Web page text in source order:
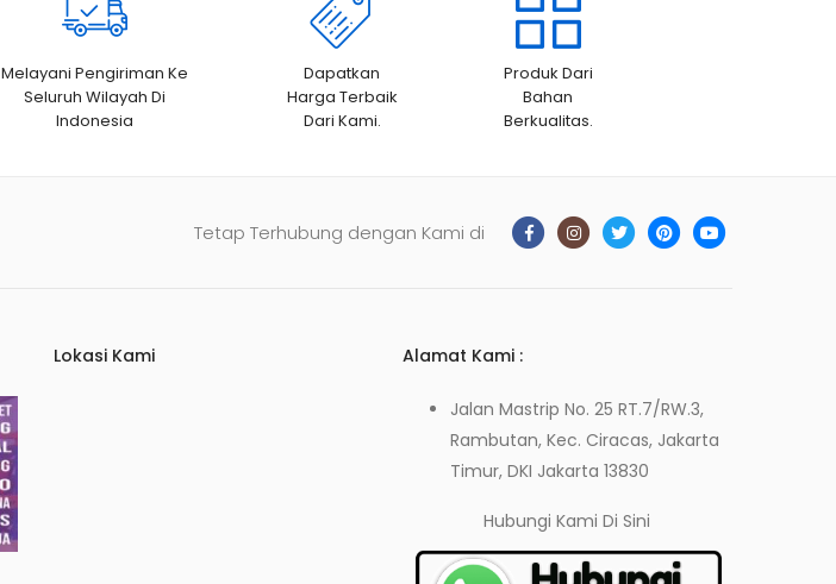
Melayani Pengiriman Ke
Seluruh Wilayah Di
Indonesia
Dapatkan
Harga Terbaik
Dari Kami.
Produk Dari
Bahan
Berkualitas.
Tetap Terhubung dengan Kami di
Lokasi Kami Alamat Kami :
Jalan Mastrip No. 25 RT.7/RW.3,
Rambutan, Kec. Ciracas, Jakarta
Timur, DKI Jakarta 13830
Hubungi KamiDi Sini